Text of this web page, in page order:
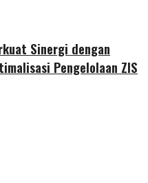
Sinergi dengan
Pengelolaan ZIS